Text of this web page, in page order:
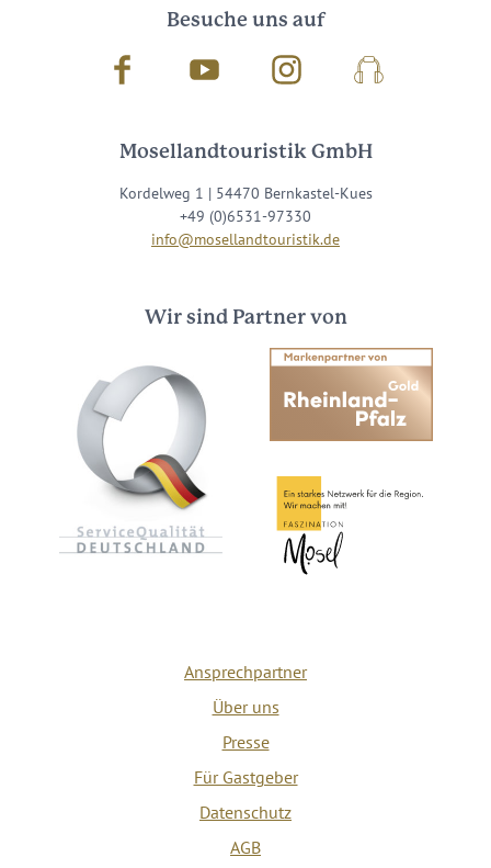
Besuche uns auf
Facebook Youtube InstagramPodcast
Mosellandtouristik GmbH
Kordelweg 1 | 54470 Bernkastel-Kues
+49 (0)6531-97330
info@mosellandtouristik.de
Wir sind Partner von
Ansprechpartner
Über uns
Presse
Für Gastgeber
Datenschutz
AGB